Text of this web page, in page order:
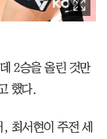
2승을 올린 것만
했다.
최서현이 주전 세